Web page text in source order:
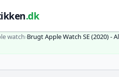
.dk
watch›Brugt Apple Watch SE (2020) -